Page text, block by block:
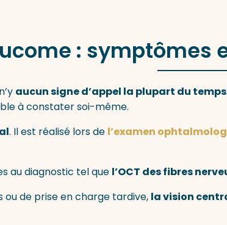
: symptômes
aucun signe d’appel la plupart du temps
à constater soi-même.
. Il est réalisé lors de l’examen
au diagnostic tel que l’OCT des fibres
ou de prise en charge tardive, la vision